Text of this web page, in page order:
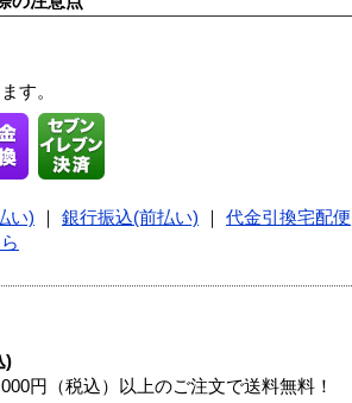
す。
い) 銀行振込(前払い) 代金引換宅配便
)
円（税込）以上のご注文で送料無料！